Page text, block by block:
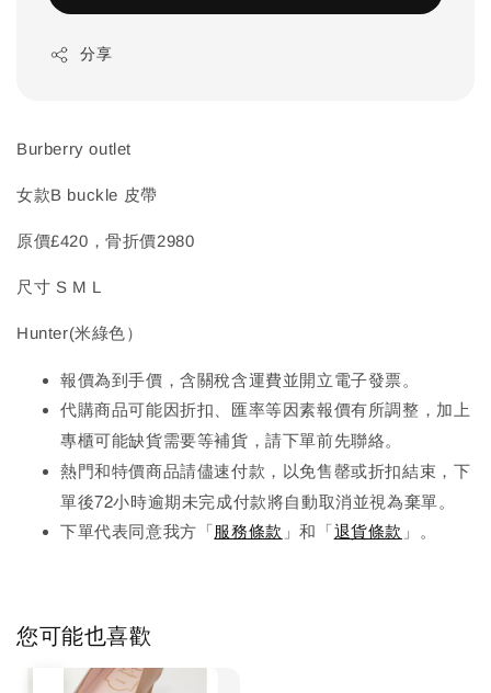
分享
Burberry outlet
女款B buckle 皮帶
原價£420，骨折價2980
尺寸 S M L
Hunter(米綠色）
報價為到手價，含關稅含運費並開立電子發票。
代購商品可能因折扣、匯率等因素報價有所調整，加上
專櫃可能缺貨需要等補貨，請下單前先聯絡。
熱門和特價商品請儘速付款，以免售罄或折扣結束，下
單後72小時逾期未完成付款將自動取消並視為棄單。
下單代表同意我方「服務條款 」和「退貨條款 」。
您可能也喜歡